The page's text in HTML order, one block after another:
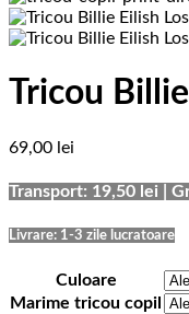
Tricou
69,00 lei
Transport: 19,50 lei |
Livrare: 1-3 zile lucratoare
Culoare
Marime tricou copil